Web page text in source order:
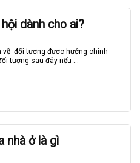
dành cho ai?
về đối tượng được hưởng chính
tượng sau đây nếu ...
nhà ở là gì